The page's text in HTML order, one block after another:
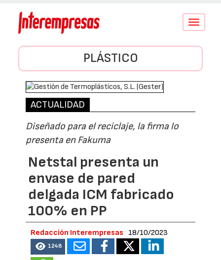
Conmutar
PLÁSTICO
ACTUALIDAD
Diseñado para el reciclaje, la firma lo
presenta en Fakuma
Netstal presenta un
envase de pared
delgada ICM fabricado
100% en PP
Redacción Interempresas 18/10/2023
1248